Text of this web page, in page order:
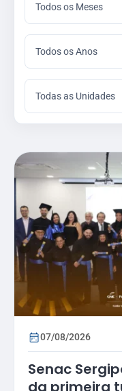
Todos os Meses
Todos os Anos
Todas as Unidades
07/08/2026
Senac
da primeira